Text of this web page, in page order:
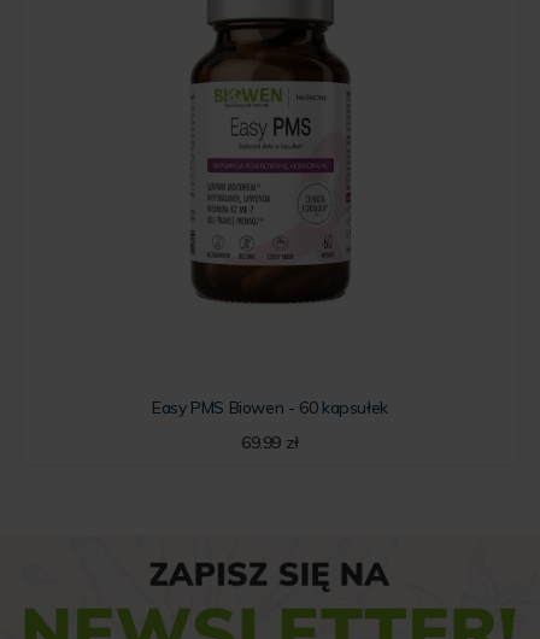
Easy PMS Biowen - 60 kapsułek
69.99 zł